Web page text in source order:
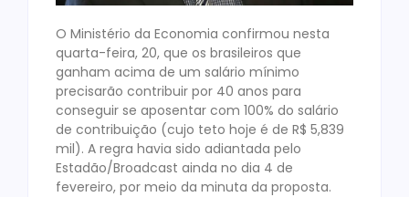
O Ministério da Economia confirmou nesta
quarta-feira, 20, que os brasileiros que
ganham acima de um salário mínimo
precisarão contribuir por 40 anos para
conseguir se aposentar com 100% do salário
de contribuição (cujo teto hoje é de R$ 5,839
mil). A regra havia sido adiantada pelo
Estadão/Broadcast ainda no dia 4 de
fevereiro, por meio da minuta da proposta.